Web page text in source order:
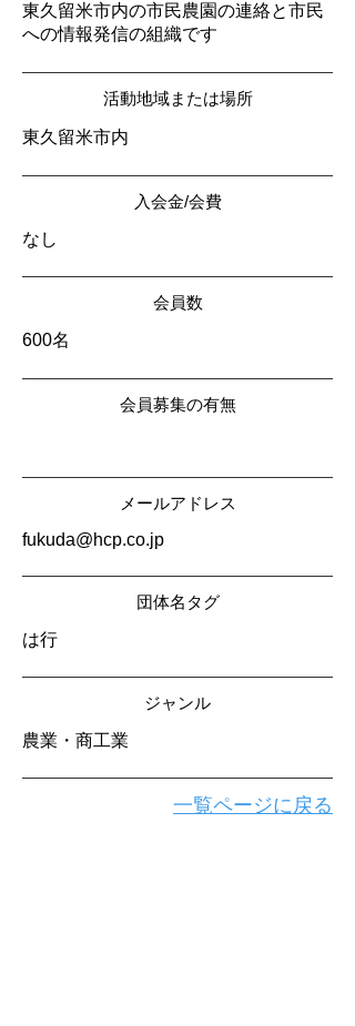
東久留米市内の市民農園の連絡と市民
への情報発信の組織です
活動地域または場所
東久留米市内
入会金/会費
なし
会員数
600名
会員募集の有無
メールアドレス
fukuda@hcp.co.jp
​団体名タグ
は行
​ジャンル
農業・商工業
一覧ページに戻る